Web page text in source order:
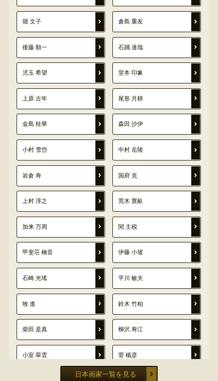
堀 文子 倉島 重友
後藤 順一 石踊 達哉
児玉 希望 堂本 印象
上原 古年 尾形 月耕
金島 桂華 森田 沙伊
小村 雪岱 中村 岳陵
岩倉 寿 国府 克
上村 淳之 荒木 寛畝
加来 万周 関 主税
甲斐荘 楠音 伊藤 小坡
石崎 光瑤 平川 敏夫
牧 進 鈴木 竹柏
柴田 是真 柳沢 寿江
小室 翠雲 菅 楯彦
日本画家一覧を見る